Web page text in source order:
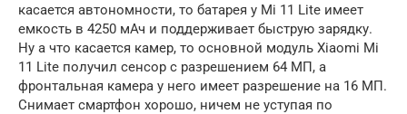
касается автономности, то батарея у Mi 11 Lite имеет
емкость в 4250 мАч и поддерживает быструю зарядку.
Ну а что касается камер, то основной модуль Xiaomi Mi
11 Lite получил сенсор с разрешением 64 МП, а
фронтальная камера у него имеет разрешение на 16 МП.
Снимает смартфон хорошо, ничем не уступая по